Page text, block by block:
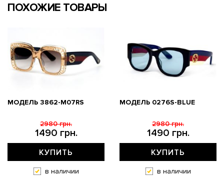
ПОХОЖИЕ ТОВАРЫ
МОДЕЛЬ 3862-M07RS
1490 грн.
2980 грн.
КУПИТЬ
в наличии
МОДЕЛЬ 0276S-BLUE
1490 грн.
2980 грн.
КУПИТЬ
в наличии